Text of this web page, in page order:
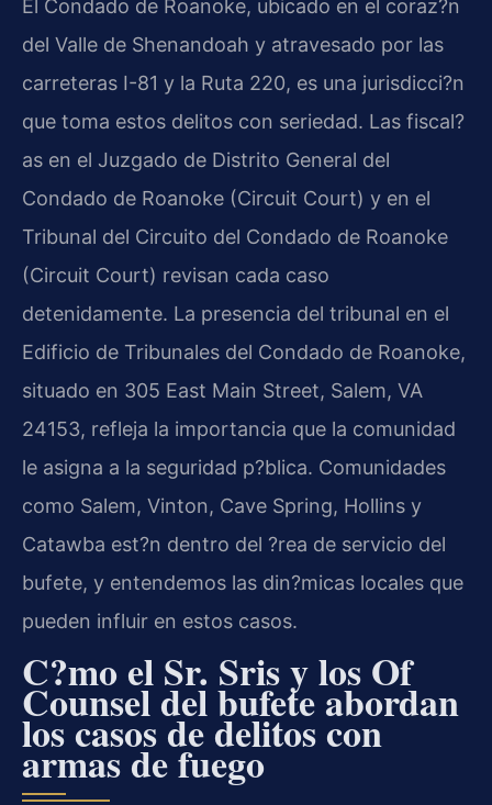
El Condado de Roanoke, ubicado en el coraz?n
del Valle de Shenandoah y atravesado por las
carreteras I-81 y la Ruta 220, es una jurisdicci?n
que toma estos delitos con seriedad. Las fiscal?
as en el Juzgado de Distrito General del
Condado de Roanoke (Circuit Court) y en el
Tribunal del Circuito del Condado de Roanoke
(Circuit Court) revisan cada caso
detenidamente. La presencia del tribunal en el
Edificio de Tribunales del Condado de Roanoke,
situado en 305 East Main Street, Salem, VA
24153, refleja la importancia que la comunidad
le asigna a la seguridad p?blica. Comunidades
como Salem, Vinton, Cave Spring, Hollins y
Catawba est?n dentro del ?rea de servicio del
bufete, y entendemos las din?micas locales que
pueden influir en estos casos.
C?mo el Sr. Sris y los Of
Counsel del bufete abordan
los casos de delitos con
armas de fuego